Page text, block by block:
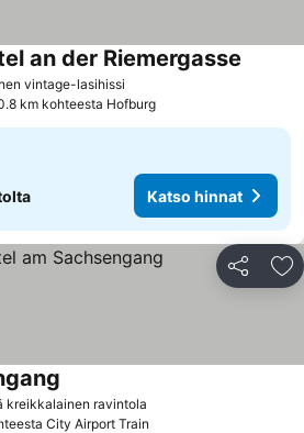
vintage-lasihissi
an der Riemergasse
km kohteesta Hofburg
Katso hinnat
Jaa
kreikkalainen ravintola
City Airport Train